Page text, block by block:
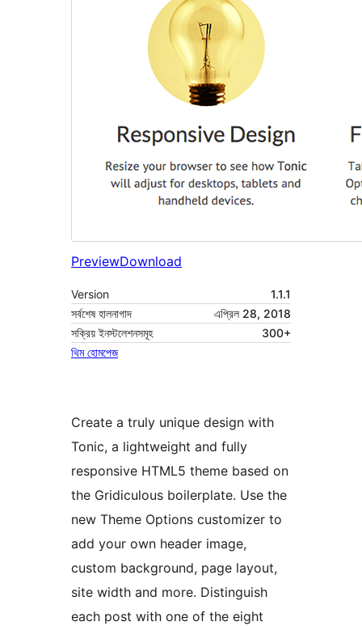
PreviewDownload
Version
1.1.1
সর্বশেষ হালনাগাদ
এপ্রিল 28, 2018
সক্রিয় ইনস্টলেশনসমূহ
300+
থিম হোমপেজ
Create a truly unique design with
Tonic, a lightweight and fully
responsive HTML5 theme based on
the Gridiculous boilerplate. Use the
new Theme Options customizer to
add your own header image,
custom background, page layout,
site width and more. Distinguish
each post with one of the eight